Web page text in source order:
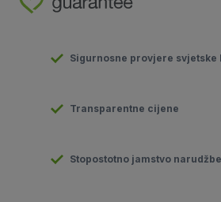
Sigurnosne provjere svjetske
Transparentne cijene
Stopostotno jamstvo narudžbe